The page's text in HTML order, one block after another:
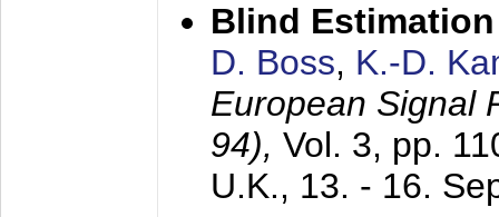
Blind
D. Boss, K.-D.
European Signal
94), Vol. 3, pp.
U.K., 13. - 16.